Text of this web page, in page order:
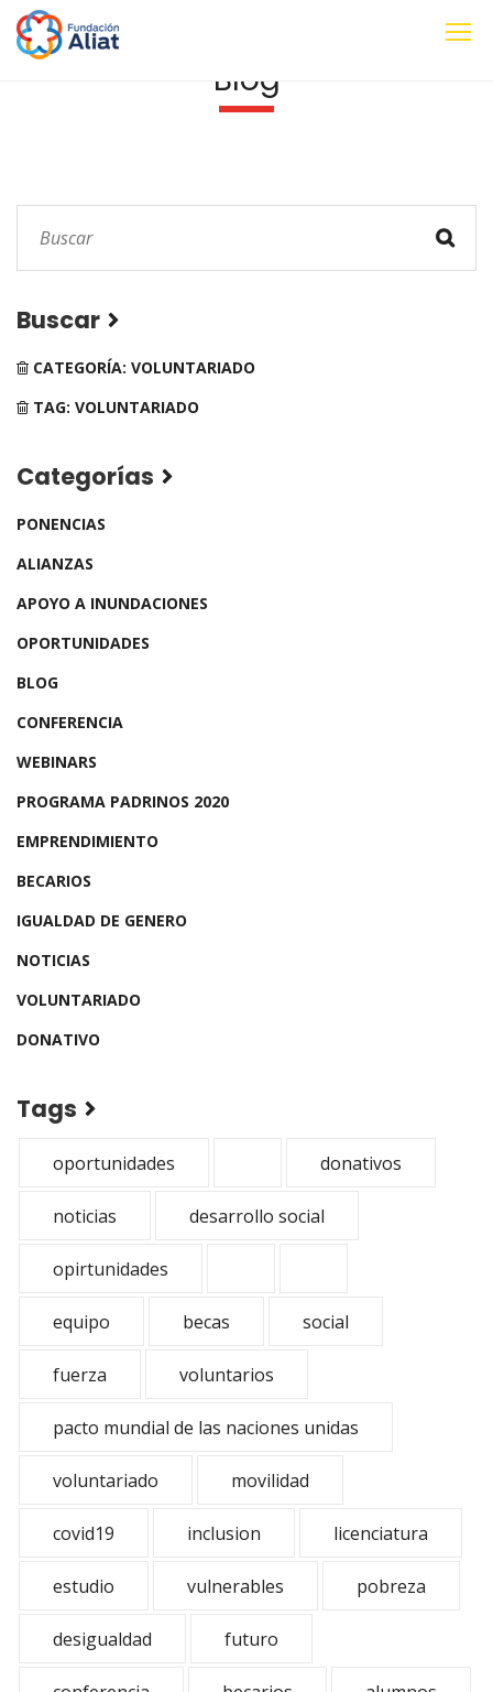
Blog
Buscar
CATEGORÍA: VOLUNTARIADO
TAG: VOLUNTARIADO
Categorías
PONENCIAS
ALIANZAS
APOYO A INUNDACIONES
OPORTUNIDADES
BLOG
CONFERENCIA
WEBINARS
PROGRAMA PADRINOS 2020
EMPRENDIMIENTO
BECARIOS
IGUALDAD DE GENERO
NOTICIAS
VOLUNTARIADO
DONATIVO
Tags
oportunidades donativos
noticias desarrollo social
opirtunidades
equipo becas social
fuerza voluntarios
pacto mundial de las naciones unidas
voluntariado movilidad
covid19 inclusion licenciatura
estudio vulnerables pobreza
desigualdad futuro